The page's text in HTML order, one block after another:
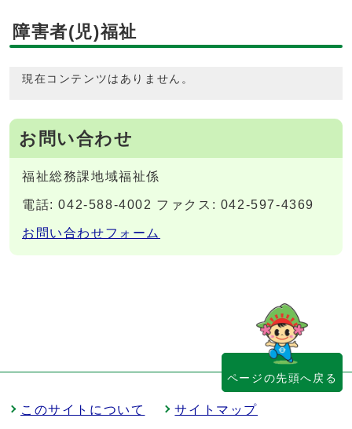
障害者(児)福祉
現在コンテンツはありません。
お問い合わせ
福祉総務課地域福祉係
電話: 042-588-4002 ファクス: 042-597-4369
お問い合わせフォーム
このサイトについて サイトマップ
ページの先頭へ戻る